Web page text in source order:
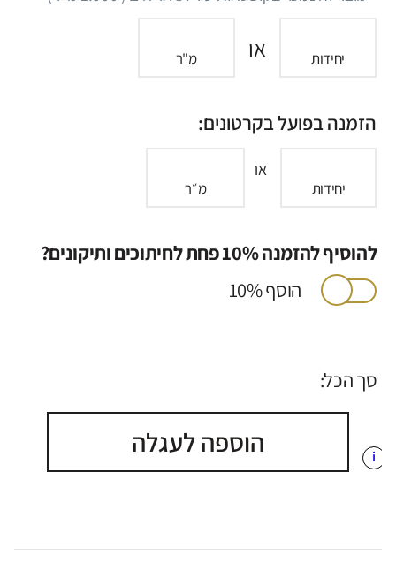
יחידות או מ"ר
הזמנה בפועל בקרטונים:
יחידות
או
מ״ר
להוסיף להזמנה 10% פחת לחיתוכים ותיקונים?
הוסף 10%
סך הכל:
הוספה לעגלה i